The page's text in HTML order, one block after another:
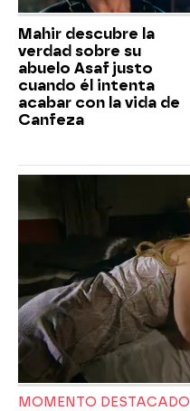
Mahir descubre la
verdad sobre su
abuelo Asaf justo
cuando él intenta
acabar con la vida de
Canfeza
MOMENTO DESTACADO